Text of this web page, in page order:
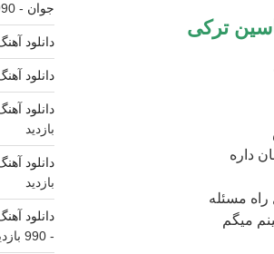
ترکی
داره
مسئله
میگم
جوان - 990 بازدید
دانلود
دانلود
دانلود
بازدید
دانلود
بازدید
دانلود
- 990 بازدید